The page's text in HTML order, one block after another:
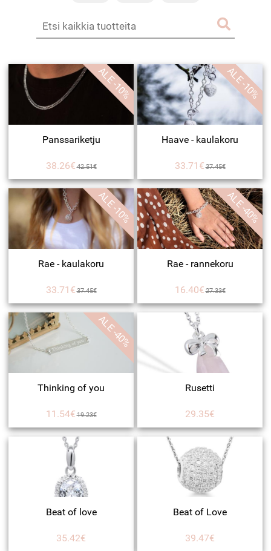
ALE -10%
Panssariketju
38.26€42.51€
ALE -10%
Haave - kaulakoru
33.71€37.45€
ALE -10%
Rae - kaulakoru
33.71€37.45€
ALE -40%
Rae - rannekoru
16.40€27.33€
ALE -40%
Thinking of you
11.54€19.23€
Rusetti
29.35€
Beat of love
35.42€
Beat of Love
39.47€